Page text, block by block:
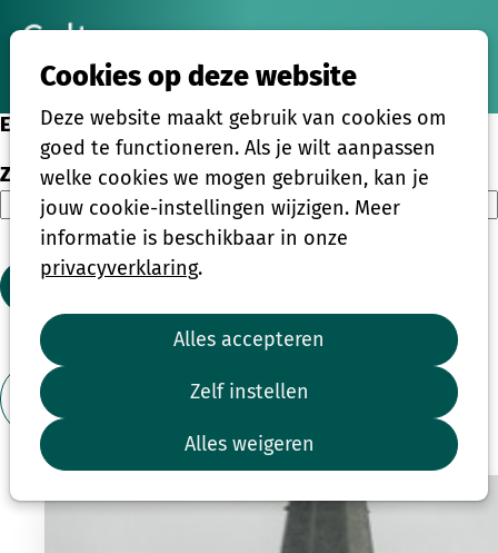
Cookies op deze website
Deze website maakt gebruik van cookies om
goed te functioneren. Als je wilt aanpassen
welke cookies we mogen gebruiken, kan je
jouw cookie-instellingen wijzigen. Meer
informatie is beschikbaar in onze
privacyverklaring.
Alles accepteren
Zelf instellen
Alles weigeren
Eenmalige activiteiten
Zoeken
Zoeken
2 3 4 ...